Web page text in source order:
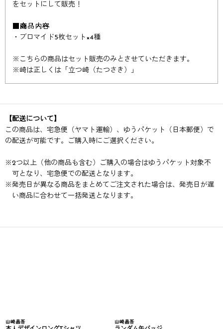
をセットにして販売！​​​​​​
■商品内容
・ブロマイド5枚セット×4種​​
※ こちらの商品はセット販売のみとさせていただきます。
※ 崎は正しくは「立つ崎（たつさき）」
【配送について】
この商品は、宅急便（ヤマト運輸）、ゆうパケット（日本郵便）で
の配送が可能です。ご購入時にご選択ください。
※2つ以上（他の商品も含む）ご購入の場合はゆうパケット対象不
可となり、宅急便での配送となります。
※発売日が異なる商品をまとめてご注文された場合は、発売日が遅
い商品に合わせて一括発送となります。
山崎晶吾 山崎晶吾